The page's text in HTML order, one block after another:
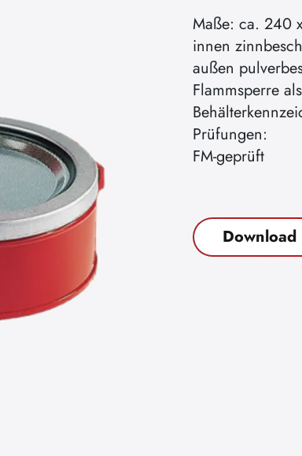
Maße: ca. 240
innen
außen
Flammsperre
Prüfungen:
FM-geprüft